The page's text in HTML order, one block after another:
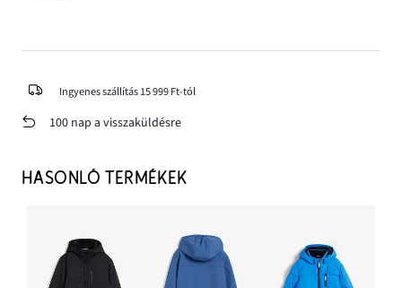
Ingyenes szállítás 15 999 Ft-tól
100 nap a visszaküldésre
HASONLÓ TERMÉKEK